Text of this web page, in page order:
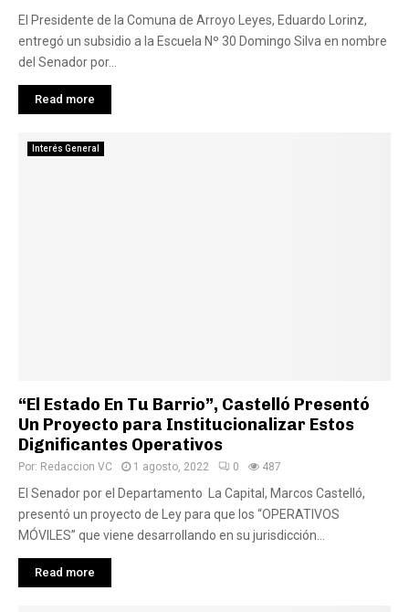
El Presidente de la Comuna de Arroyo Leyes, Eduardo Lorinz,
entregó un subsidio a la Escuela Nº 30 Domingo Silva en nombre
del Senador por...
Read more
Interés General
“El Estado En Tu Barrio”, Castelló Presentó
Un Proyecto para Institucionalizar Estos
Dignificantes Operativos
Por: Redaccion VC 1 agosto, 2022 0 487
El Senador por el Departamento La Capital, Marcos Castelló,
presentó un proyecto de Ley para que los “OPERATIVOS
MÓVILES” que viene desarrollando en su jurisdicción...
Read more